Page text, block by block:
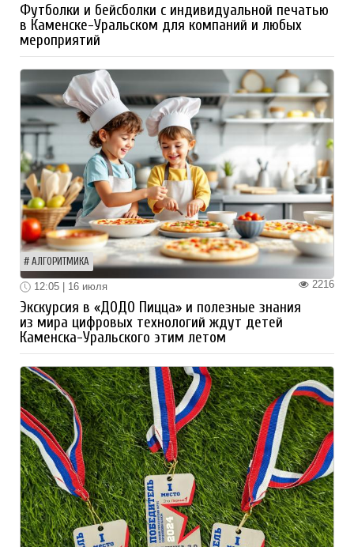
Футболки и бейсболки с индивидуальной печатью
в Каменске-Уральском для компаний и любых
мероприятий
АЛГОРИТМИКА
2216
12:05 | 16 июля
Экскурсия в «ДОДО Пицца» и полезные знания
из мира цифровых технологий ждут детей
Каменска-Уральского этим летом